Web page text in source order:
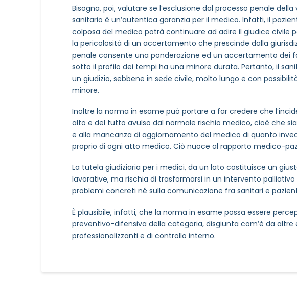
Bisogna, poi, valutare se l’esclusione dal processo penale
sanitario è un’autentica garanzia per il medico. Infatti, il
colposa del medico potrà continuare ad adire il giudice civile
la pericolosità di un accertamento che prescinde dalla
penale consente una ponderazione ed un accertamento dei
sotto il profilo dei tempi ha una minore durata. Pertanto, il
un giudizio, sebbene in sede civile, molto lungo e con
minore.
Inoltre la norma in esame può portare a far credere che
alto e del tutto avulso dal normale rischio medico, cioè che
e alla mancanza di aggiornamento del medico di quanto
proprio di ogni atto medico. Ciò nuoce al rapporto medico-
La tutela giudiziaria per i medici, da un lato costituisce un
lavorative, ma rischia di trasformarsi in un intervento
problemi concreti né sulla comunicazione fra sanitari e
È plausibile, infatti, che la norma in esame possa essere
preventivo-difensiva della categoria, disgiunta com’è da altre
professionalizzanti e di controllo interno.
MOTIVO DEL CONTATTO*
Informativa Privacy
Ho preso visione dell'informativa privacy
Privacy Policy completa
Newsletter
Desidero rimanere aggiornato sulle